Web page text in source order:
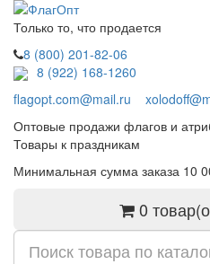
Только то, что продается
8 (800) 201-82-06
8 (922) 168-1260
flagopt.com@mail.ru
Оптовые продажи флагов и
Товары к праздникам
Минимальная сумма заказа 10
0